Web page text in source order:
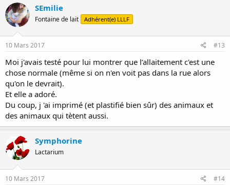
SEmilie
Fontaine de lait Adhérent(e) LLLF
10 Mars 2017 #13
Moi j'avais testé pour lui montrer que l’allaitement c'est une
chose normale (même si on n'en voit pas dans la rue alors
qu'on le devrait).
Et elle a adoré.
Du coup, j 'ai imprimé (et plastifié bien sûr) des animaux et
des animaux qui tètent aussi.
Symphorine
Lactarium
10 Mars 2017 #14